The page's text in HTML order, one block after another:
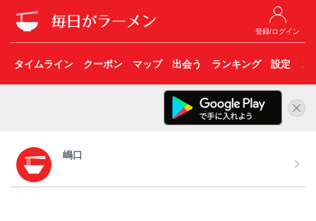
登録/ログイン
タイムライン クーポン マップ 出会う ランキング 設定 こ
嶋口